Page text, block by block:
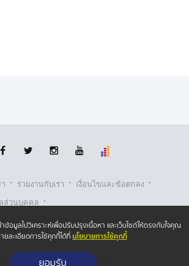
· ร่วมงานกับเรา · เงื่อนไขและข้อตกลง ·
ส่วนบุคคล ·
ส่วนบุคคล (ออนไลน์) · นโยบายคุกกี้ ·
Broadcasting & T.V. Co.,Ltd.
ข้อมูลไปวิเคราะห์เพื่อปรับปรุงเนื้อหา และเว็บไซต์ให้ตรงกับใจคุณ
ละเอียดการใช้คุกกี้ได้ที่นโยบายการใช้คุกกี้